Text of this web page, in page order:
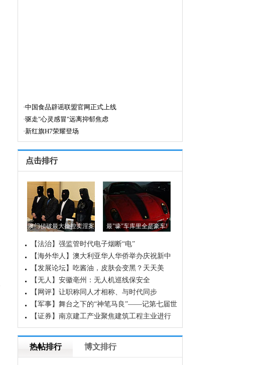
点击排行
澳门侦破最大操控卖淫案 最"壕"车库里全是豪车!
【法治】强监管时代电子烟断“电”
【海外华人】澳大利亚华人华侨举办庆祝新中
国成立70周年征文颁奖晚会
【发展论坛】吃酱油，皮肤会变黑？天天美
白，却不知道这些食物正在偷偷让你变黑
【无人】安徽亳州：无人机巡线保安全
【网评】让职称同人才相称、与时代同步
【军事】舞台之下的“神笔马良”——记第七届世
界军人运动会开幕式600余名场务保障官兵
【证券】南京建工产业聚焦建筑工程主业进行
重组
热帖排行 博文排行